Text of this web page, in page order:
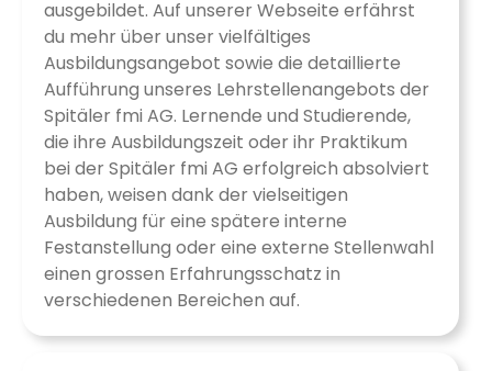
ausgebildet. Auf unserer Webseite erfährst
du mehr über unser vielfältiges
Ausbildungsangebot sowie die detaillierte
Aufführung unseres Lehrstellenangebots der
Spitäler fmi AG. Lernende und Studierende,
die ihre Ausbildungszeit oder ihr Praktikum
bei der Spitäler fmi AG erfolgreich absolviert
haben, weisen dank der vielseitigen
Ausbildung für eine spätere interne
Festanstellung oder eine externe Stellenwahl
einen grossen Erfahrungsschatz in
verschiedenen Bereichen auf.